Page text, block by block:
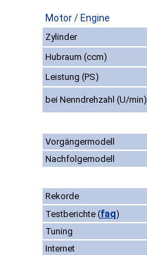
Motor / Engine
Zylinder
Hubraum (ccm)
Leistung (PS)
bei Nenndrehzahl (U/min)
Vorgängermodell
Nachfolgemodell
Rekorde
Testberichte (faq)
Tuning
Internet